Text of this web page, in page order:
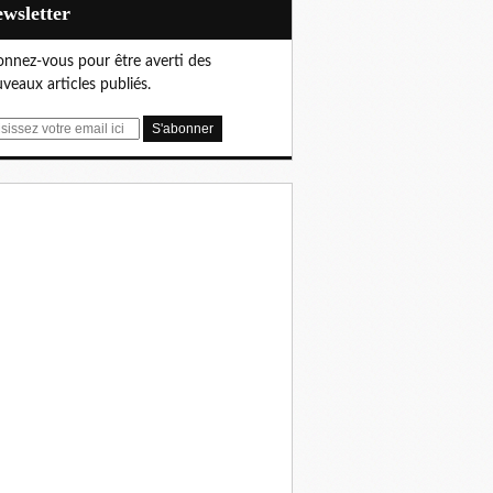
vous pour être averti des
articles publiés.